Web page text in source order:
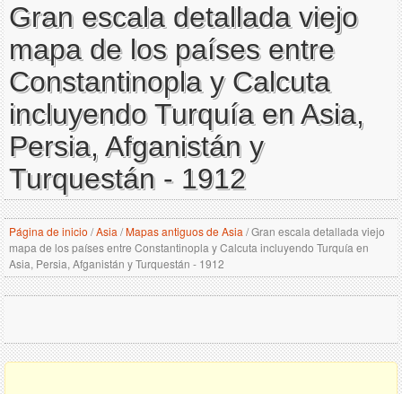
Gran escala detallada viejo
mapa de los países entre
Constantinopla y Calcuta
incluyendo Turquía en Asia,
Persia, Afganistán y
Turquestán - 1912
Página de inicio /Asia /Mapas antiguos de Asia /Gran escala detallada viejo
mapa de los países entre Constantinopla y Calcuta incluyendo Turquía en
Asia, Persia, Afganistán y Turquestán - 1912